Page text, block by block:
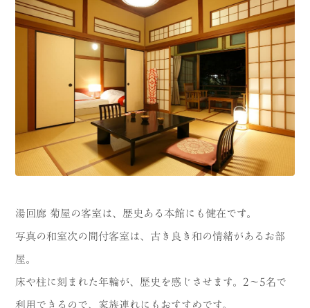
湯回廊 菊屋の客室は、歴史ある本館にも健在です。
写真の和室次の間付客室は、古き良き和の情緒があるお部
屋。
床や柱に刻まれた年輪が、歴史を感じさせます。2〜5名で
利用できるので、家族連れにもおすすめです。